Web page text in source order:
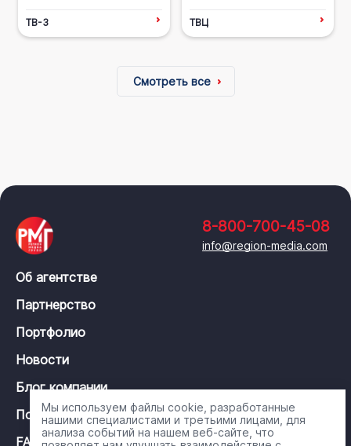
ТВ-3 ТВЦ
Смотреть все
8-800-700-45-08
info@region-media.com
Об агентстве
Партнерство
Портфолио
Новости
Блог компании
Политика конфиденциальности
FAQ
Мы используем файлы cookie, разработанные
нашими специалистами и третьими лицами, для
анализа событий на нашем веб-сайте, что